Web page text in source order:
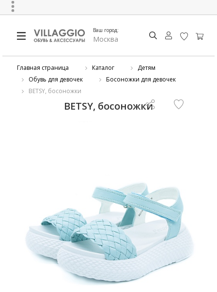
Ваш город:
Москва
Главная страница Каталог
Детям
Обувь для девочек
Босоножки для девочек
BETSY, босоножки
BETSY, босоножки